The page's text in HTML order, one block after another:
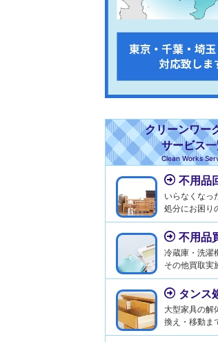
クリーンワー
サービス
Clean Works
不用品
いらなくなっ
処分にお困り
不用品
冷蔵庫・洗濯
その他買取実
タンス
大型家具の解
換え・移動ま